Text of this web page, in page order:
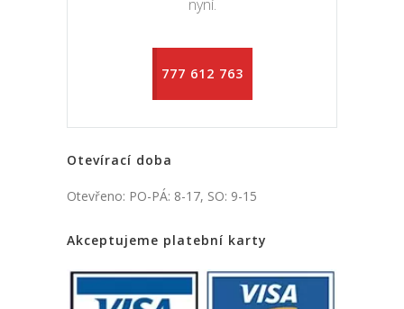
nyní.
777 612 763
Otevírací doba
Otevřeno: PO-PÁ: 8-17, SO: 9-15
Akceptujeme platební karty